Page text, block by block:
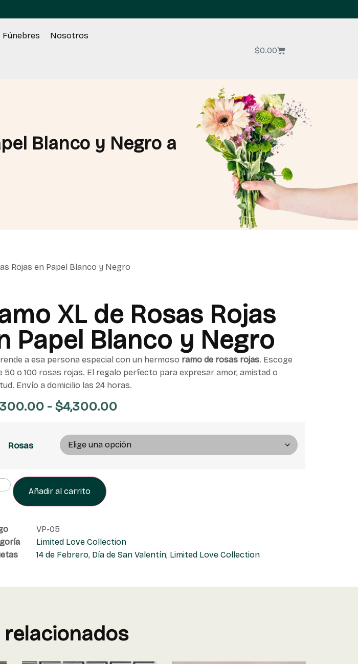
Nosotros
$0.00
Blanco y Negro a
Rojas en Papel Blanco y Negro
XL de Rosas Rojas
Papel Blanco y Negro
a esa persona especial con un hermoso ramo de rosas rojas. Escoge
50 o 100 rosas rojas. El regalo perfecto para expresar amor, amistad o
Envío a domicilio las 24 horas.
- $4,300.00
Rosas
Añadir al carrito
VP-05
Limited Love Collection
14 de Febrero, Día de San Valentín, Limited Love Collection